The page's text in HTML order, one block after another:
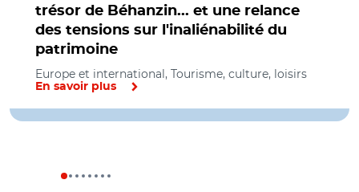
trésor de Béhanzin... et une relance
des tensions sur l'inaliénabilité du
patrimoine
Europe et international, Tourisme, culture, loisirs
En savoir plus